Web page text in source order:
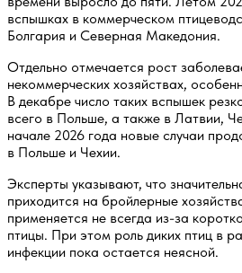
вспышках в коммерческом
Болгария и Северная Македония.
Отдельно отмечается рост
некоммерческих хозяйствах,
В декабре число таких вспышек
всего в Польше, а также в Латвии,
начале 2026 года новые случаи
в Польше и Чехии.
Эксперты указывают, что
приходится на бройлерные
применяется не всегда из-за
птицы. При этом роль диких птиц в
инфекции пока остается неясной.